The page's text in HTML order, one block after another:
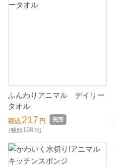
ふんわりアニマル デイリー
タオル
税込 217 円
完売
（税別 198 円)